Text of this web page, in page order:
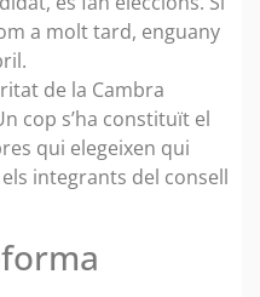
a molt tard, enguany
de la Cambra
cop s’ha constituït el
qui elegeixen qui
integrants del consell